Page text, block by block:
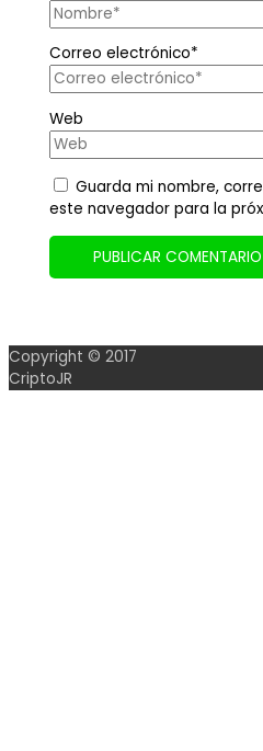
Correo electrónico*
Web
Guarda mi nombre,
este navegador para la
Copyright © 2017
CriptoJR